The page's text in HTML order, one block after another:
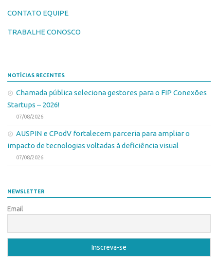
CONTATO EQUIPE
TRABALHE CONOSCO
NOTÍCIAS RECENTES
Chamada pública seleciona gestores para o FIP Conexões
Startups – 2026!
07/08/2026
AUSPIN e CPodV fortalecem parceria para ampliar o
impacto de tecnologias voltadas à deficiência visual
07/08/2026
NEWSLETTER
Email